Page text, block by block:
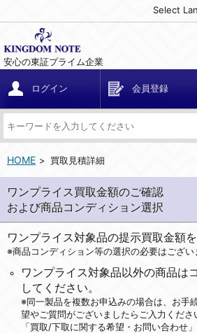
Select
安心の東証プライム企業
ログイン 会員登録
HOME 買取見積詳細
ワンプライス買取金額のご確認
および商品コンディション選択
ワンプライス対象品の提示買取金額を
※商品コンディション等の選択の必要はござい
ワンプライス対象品以外の商品は
してください。
※同一製品を複数お申込みの場合は、お手
望やご質問がございましたらご入力くださ
「買取/下取に関する希望・お問い合わせ